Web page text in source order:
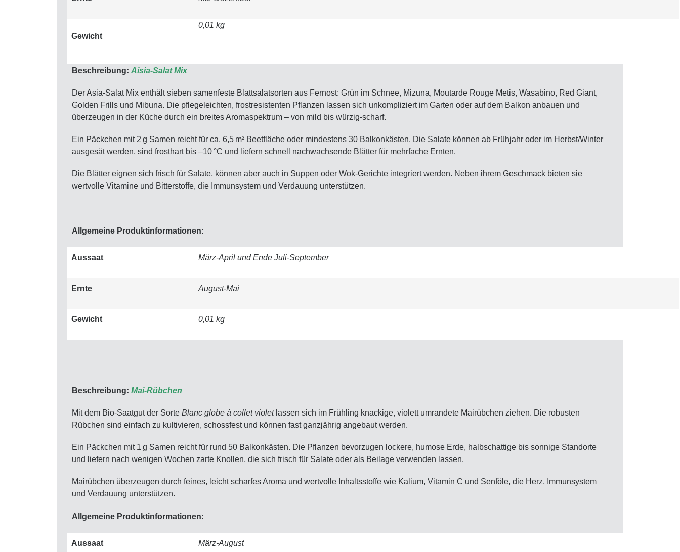
Gewicht
0,01 kg
Beschreibung: Aisia-Salat Mix
Der Asia-Salat Mix enthält sieben samenfeste Blattsalatsorten aus Fernost: Grün im Schnee, Mizuna, Moutarde Rouge Metis, Wasabino, Red Giant,
Golden Frills und Mibuna. Die pflegeleichten, frostresistenten Pflanzen lassen sich unkompliziert im Garten oder auf dem Balkon anbauen und
überzeugen in der Küche durch ein breites Aromaspektrum – von mild bis würzig-scharf.
Ein Päckchen mit 2 g Samen reicht für ca. 6,5 m² Beetfläche oder mindestens 30 Balkonkästen. Die Salate können ab Frühjahr oder im Herbst/Winter
ausgesät werden, sind frosthart bis –10 °C und liefern schnell nachwachsende Blätter für mehrfache Ernten.
Die Blätter eignen sich frisch für Salate, können aber auch in Suppen oder Wok-Gerichte integriert werden. Neben ihrem Geschmack bieten sie
wertvolle Vitamine und Bitterstoffe, die Immunsystem und Verdauung unterstützen.
Allgemeine Produktinformationen:
Aussaat März-April und Ende Juli-September
Ernte August-Mai
Gewicht 0,01 kg
Beschreibung: Mai-Rübchen
Mit dem Bio-Saatgut der Sorte Blanc globe à collet violetlassen sich im Frühling knackige, violett umrandete Mairübchen ziehen. Die robusten
Rübchen sind einfach zu kultivieren, schossfest und können fast ganzjährig angebaut werden.
Ein Päckchen mit 1 g Samen reicht für rund 50 Balkonkästen. Die Pflanzen bevorzugen lockere, humose Erde, halbschattige bis sonnige Standorte
und liefern nach wenigen Wochen zarte Knollen, die sich frisch für Salate oder als Beilage verwenden lassen.
Mairübchen überzeugen durch feines, leicht scharfes Aroma und wertvolle Inhaltsstoffe wie Kalium, Vitamin C und Senföle, die Herz, Immunsystem
und Verdauung unterstützen.
Allgemeine Produktinformationen:
Aussaat März-August